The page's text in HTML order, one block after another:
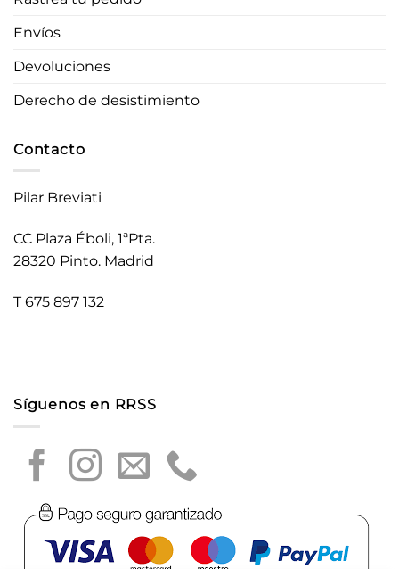
Envíos
Devoluciones
Derecho de desistimiento
Contacto
Pilar Breviati
CC Plaza Éboli, 1ªPta.
28320 Pinto. Madrid
T 675 897 132
Síguenos en RRSS